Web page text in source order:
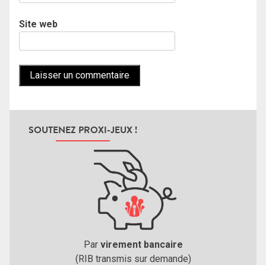
Site web
SOUTENEZ PROXI-JEUX !
Par virement bancaire
(RIB transmis sur demande)